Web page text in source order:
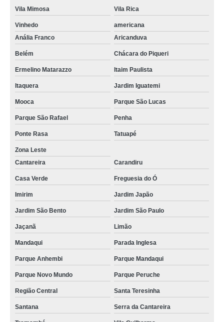
Vila Mimosa Vila Rica
Vinhedo
americana
Anália Franco
Aricanduva
Belém Chácara do Piqueri
Ermelino Matarazzo Itaim Paulista
Itaquera Jardim Iguatemi
Mooca Parque São Lucas
Parque São Rafael Penha
Ponte Rasa Tatuapé
Zona Leste
Cantareira
Carandiru
Casa Verde Freguesia do Ó
Imirim Jardim Japão
Jardim São Bento Jardim São Paulo
Jaçanã Limão
Mandaqui Parada Inglesa
Parque Anhembi Parque Mandaqui
Parque Novo Mundo Parque Peruche
Região Central Santa Teresinha
Santana Serra da Cantareira